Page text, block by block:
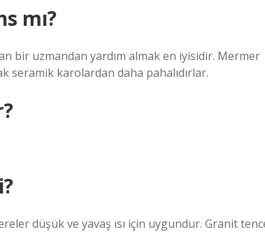
mı?
bir uzmandan yardım almak en iyisidir. Mermer
seramik karolardan daha pahalıdırlar.
düşük ve yavaş ısı için uygundur. Granit